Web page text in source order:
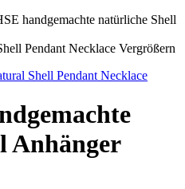
handgemachte natürliche Shell
Vergrößern
Anhänger